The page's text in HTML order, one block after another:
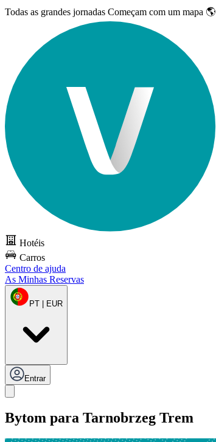
Todas as grandes jornadas Começam com um mapa 🌎
Hotéis
Carros
Centro de ajuda
As Minhas Reservas
PT | EUR
Entrar
Bytom para Tarnobrzeg Trem